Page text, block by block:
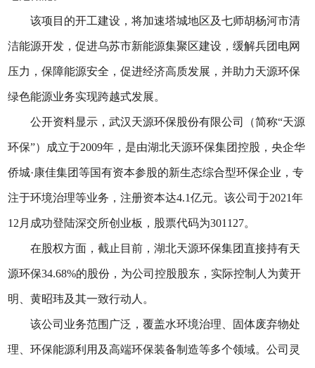
该项目的开工建设，将加速塔城地区及七师胡杨河市清
洁能源开发，促进乌苏市新能源集聚区建设，缓解兵团电网
压力，保障能源安全，促进经济高质发展，并助力天源环保
绿色能源业务实现跨越式发展。
公开资料显示，武汉天源环保股份有限公司（简称“天源
环保”）成立于2009年，是由湖北天源环保集团控股，央企华
侨城·康佳集团等国有资本参股的新生态综合型环保企业，专
注于环境治理等业务，注册资本达4.1亿元。该公司于2021年
12月成功登陆深交所创业板，股票代码为301127。
在股权方面，截止目前，湖北天源环保集团直接持有天
源环保34.68%的股份，为公司控股股东，实际控制人为黄开
明、黄昭玮及其一致行动人。
该公司业务范围广泛，覆盖水环境治理、固体废弃物处
理、环保能源利用及高端环保装备制造等多个领域。公司灵